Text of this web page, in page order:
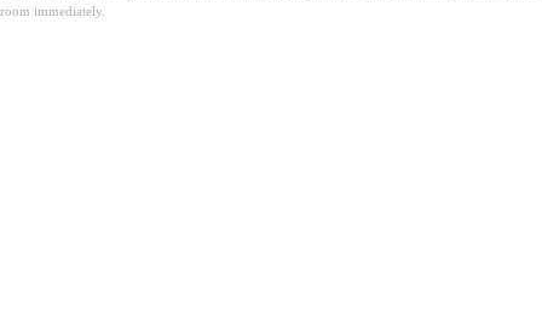
room immediately.